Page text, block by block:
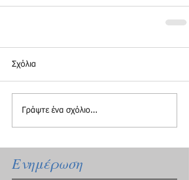
Ενημέρωση
Σχόλια
Γράψτε ένα σχόλιο...